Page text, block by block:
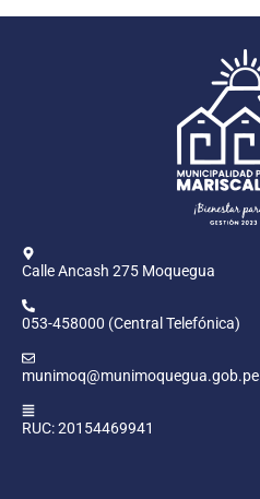
Calle Ancash 275 Moquegua
053-458000 (Central Telefónica)
munimoq@munimoquegua.gob.pe
RUC: 20154469941